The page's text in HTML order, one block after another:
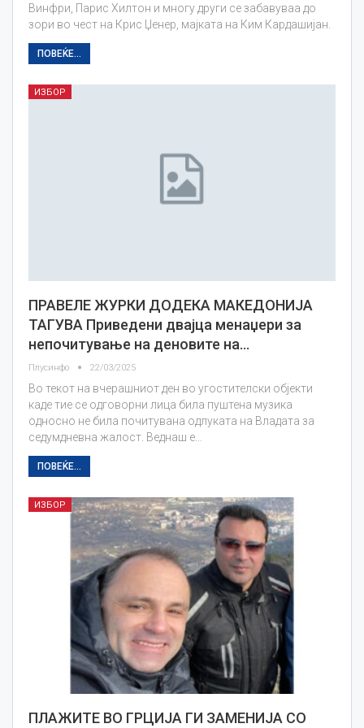
Винфри, Парис Хилтон и многу други се забавуваа до
зори во чест на Крис Џенер, мајката на Ким Кардашијан.
ПОВЕЌЕ...
ИЗБОР
ПРАВЕЛЕ ЖУРКИ ДОДЕКА МАКЕДОНИЈА
ТАГУВА Приведени двајца менаџери за
непочитување на деновите на…
Плусинфо 22/03/2025
Во текот на вчерашниот ден во угостителски објекти
каде тие се одговорни лица била пуштена музика
односно не била почитувана одлуката на Владата за
седумдневна жалост. Веднаш е…
ПОВЕЌЕ...
ИЗБОР
ПЛАЖИТЕ ВО ГРЦИЈА ГИ ЗАМЕНИЈА СО